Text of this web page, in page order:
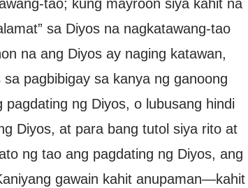
tao; kung mayroon siya kahit na
sa Diyos na nagkatawang-tao
na ang Diyos ay naging katawan,
pagbibigay sa kanya ng ganoong
ng Diyos, o lubusang hindi
Diyos, at para bang tutol siya rito at
ng tao ang pagdating ng Diyos, ang
gawain kahit anupaman—kahit